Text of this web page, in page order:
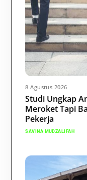
8 Agustus 2026
Studi Ungkap
Meroket Tapi
Pekerja
SAVINA MUDZALIFAH